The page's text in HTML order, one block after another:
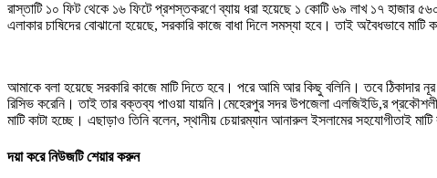
রাস্তাটি ১০ ফিট থেকে ১৬ ফিটে প্রশস্তকরণে ব্যায় ধরা হয়েছে ১ কোটি ৬৯ লাখ ১৭ হাজার
এলাকার চাষিদের বোঝানো হয়েছে, সরকারি কাজে বাধা দিলে সমস্যা হবে। তাই অবৈধভাবে
আমাকে বলা হয়েছে সরকারি কাজে মাটি দিতে হবে। পরে আমি আর কিছু বলিনি। তবে ঠিকাদার
রিসিভ করেনি। তাই তার বক্তব্য পাওয়া যায়নি।মেহেরপুর সদর উপজেলা এলজিইডি,র
মাটি কাটা হচ্ছে। এছাড়াও তিনি বলেন, স্থানীয় চেয়ারম্যান আনারুল ইসলামের সহযোগীতাই
দয়া করে নিউজটি শেয়ার করুন